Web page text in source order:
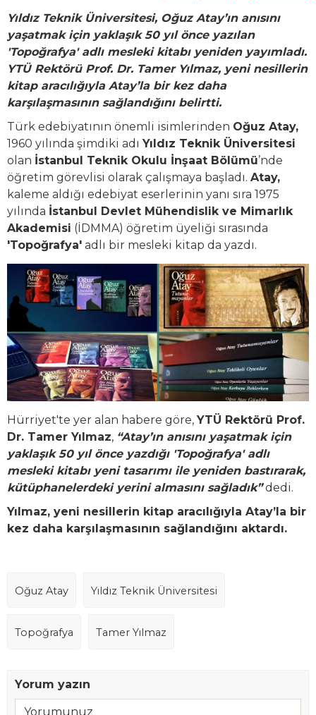
Yıldız Teknik Üniversitesi, Oğuz Atay’ın anısını
yaşatmak için yaklaşık 50 yıl önce yazılan
'Topoğrafya' adlı mesleki kitabı yeniden yayımladı.
YTÜ Rektörü Prof. Dr. Tamer Yılmaz, yeni nesillerin
kitap aracılığıyla Atay’la bir kez daha
karşılaşmasının sağlandığını belirtti.
Türk edebiyatının önemli isimlerinden Oğuz Atay,
1960 yılında şimdiki adı Yıldız Teknik Üniversitesi
olan İstanbul Teknik Okulu İnşaat Bölümü’nde
öğretim görevlisi olarak çalışmaya başladı. Atay,
kaleme aldığı edebiyat eserlerinin yanı sıra 1975
yılında İstanbul Devlet Mühendislik ve Mimarlık
Akademisi (İDMMA) öğretim üyeliği sırasında
'Topoğrafya' adlı bir mesleki kitap da yazdı.
Hürriyet'te yer alan habere göre, YTÜ Rektörü Prof.
Dr. Tamer Yılmaz, “Atay’ın anısını yaşatmak için
yaklaşık 50 yıl önce yazdığı 'Topoğrafya' adlı
mesleki kitabı yeni tasarımı ile yeniden bastırarak,
kütüphanelerdeki yerini almasını sağladık”dedi.
Yılmaz, yeni nesillerin kitap aracılığıyla Atay’la bir
kez daha karşılaşmasının sağlandığını aktardı.
Oğuz Atay Yıldız Teknik Üniversitesi
Topoğrafya Tamer Yılmaz
Yorum yazın